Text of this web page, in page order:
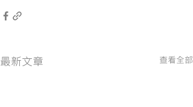
最新文章 查看全部